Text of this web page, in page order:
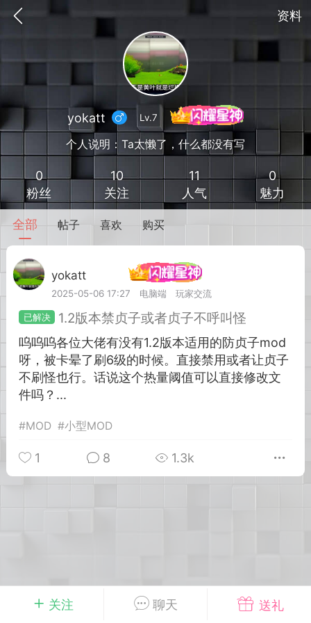
资料
我的钱包 道具 排行榜
MOD下载 攻略教程 联机招募
大人
Lv.8
02-10 15:45
电脑端 其他&工具
卖挂
禁止发布联机可用的作弊模组，
作弊模组的发布规范近期收到一些信息
作弊模组在联机服务器使用,为了维护游
环境，中文网特此发布以下声明，规范
大人
Lv.8
关注 聊天 送礼
yokatt Lv.7
个人说明：Ta太懒了，什么都没有写
0
粉丝
10
关注
11
人气
0
魅力
全部 帖子 喜欢 购买
yokatt
2025-05-06 17:27
电脑端 玩家交流
1.2版本禁贞子或者贞子不呼叫怪
呜呜呜各位大佬有没有1.2版本适用的防贞子mod
呀，被卡晕了刷6级的时候。直接禁用或者让贞子
不刷怪也行。话说这个热量阈值可以直接修改文
件吗？...
#MOD #小型MOD
1 8 1.3k